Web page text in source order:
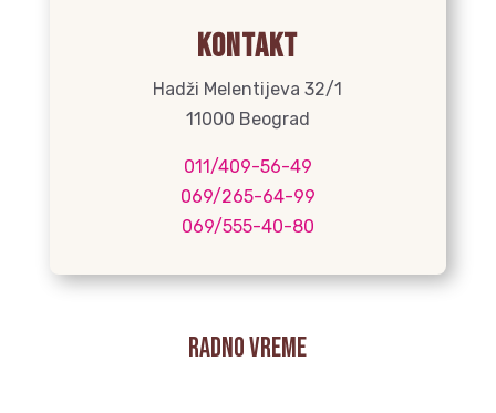
Kontakt
Hadži Melentijeva 32/1
11000 Beograd
011/409-56-49
069/265-64-99
069/555-40-80
radno vreme